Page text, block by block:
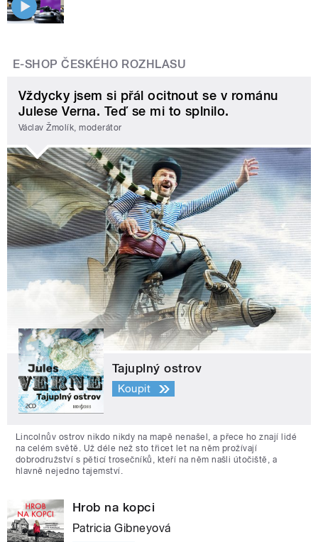
E-SHOP ČESKÉHO ROZHLASU
Vždycky jsem si přál ocitnout se v románu
Julese Verna. Teď se mi to splnilo.
Václav Žmolík, moderátor
Tajuplný ostrov
Koupit
Lincolnův ostrov nikdo nikdy na mapě nenašel, a přece ho znají lidé
na celém světě. Už déle než sto třicet let na něm prožívají
dobrodružství s pěticí trosečníků, kteří na něm našli útočiště, a
hlavně nejedno tajemství.
Hrob na kopci
Patricia Gibneyová